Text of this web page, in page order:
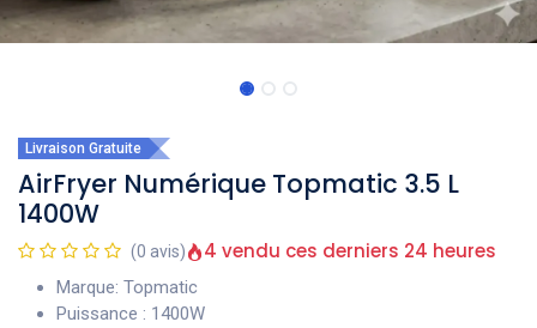
Livraison Gratuite
AirFryer Numérique Topmatic 3.5 L
1400W
(0 avis) 4 vendu ces derniers 24 heures
Marque: Topmatic
Puissance : 1400W